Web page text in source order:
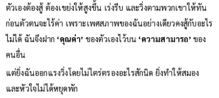
ตัวเองต้องสู้ ต้องเขย่งให้สูงขึ้น เร่งรีบ และวิ่งตามพวกเขาให้ทัน
ก่อนตัวตนจะไร้ค่า เพราะเพศสภาพของฉันอย่างเดียวคงสู้กับอะไร
ไม่ได้ ฉันจึงฝาก ‘คุณค่า’ ของตัวเองไว้บน ‘ความสามารถ’ ของ
คนอื่น
แต่ยิ่งฉันออกแรงวิ่งโดยไม่ไตร่ตรองอะไรสักนิด ยิ่งทำให้สมอง
และหัวใจไม่ได้หยุดพัก